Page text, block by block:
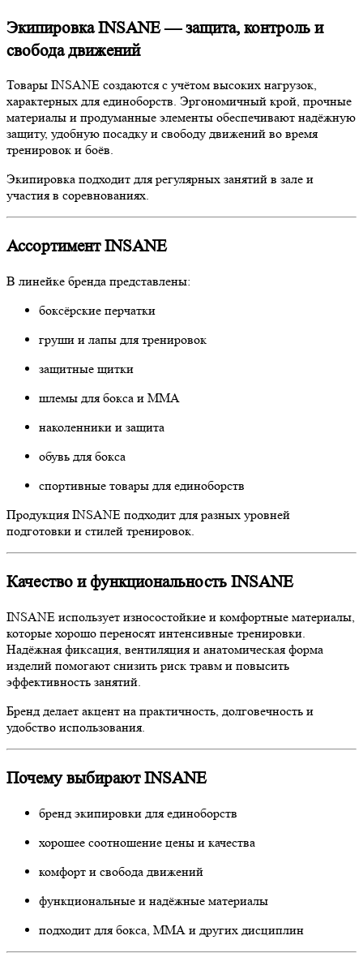
Экипировка INSANE — защита, контроль и
свобода движений
Товары INSANE создаются с учётом высоких нагрузок,
характерных для единоборств. Эргономичный крой, прочные
материалы и продуманные элементы обеспечивают надёжную
защиту, удобную посадку и свободу движений во время
тренировок и боёв.
Экипировка подходит для регулярных занятий в зале и
участия в соревнованиях.
Ассортимент INSANE
В линейке бренда представлены:
боксёрские перчатки
груши и лапы для тренировок
защитные щитки
шлемы для бокса и ММА
наколенники и защита
обувь для бокса
спортивные товары для единоборств
Продукция INSANE подходит для разных уровней
подготовки и стилей тренировок.
Качество и функциональность INSANE
INSANE использует износостойкие и комфортные материалы,
которые хорошо переносят интенсивные тренировки.
Надёжная фиксация, вентиляция и анатомическая форма
изделий помогают снизить риск травм и повысить
эффективность занятий.
Бренд делает акцент на практичность, долговечность и
удобство использования.
Почему выбирают INSANE
бренд экипировки для единоборств
хорошее соотношение цены и качества
комфорт и свобода движений
функциональные и надёжные материалы
подходит для бокса, ММА и других дисциплин